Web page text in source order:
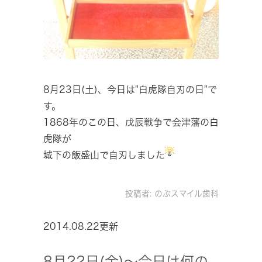
8月23日(土)、今日は"白虎隊自刃の日"で
す。
1868年のこの日、戊辰戦争で会津藩の白
虎隊が
城下の飯盛山で自刃しました
投稿者: のぶスマイル歯科
2014.08.22更新